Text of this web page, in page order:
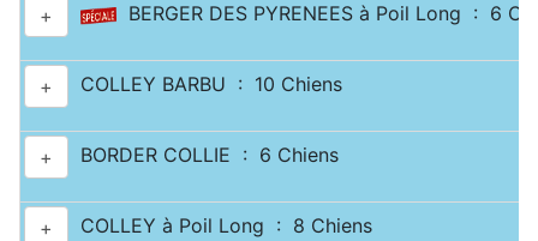
+ BERGER DES PYRENEES à Poil Long : 6
+ COLLEY BARBU : 10 Chiens
+ BORDER COLLIE : 6 Chiens
+ COLLEY à Poil Long : 8 Chiens